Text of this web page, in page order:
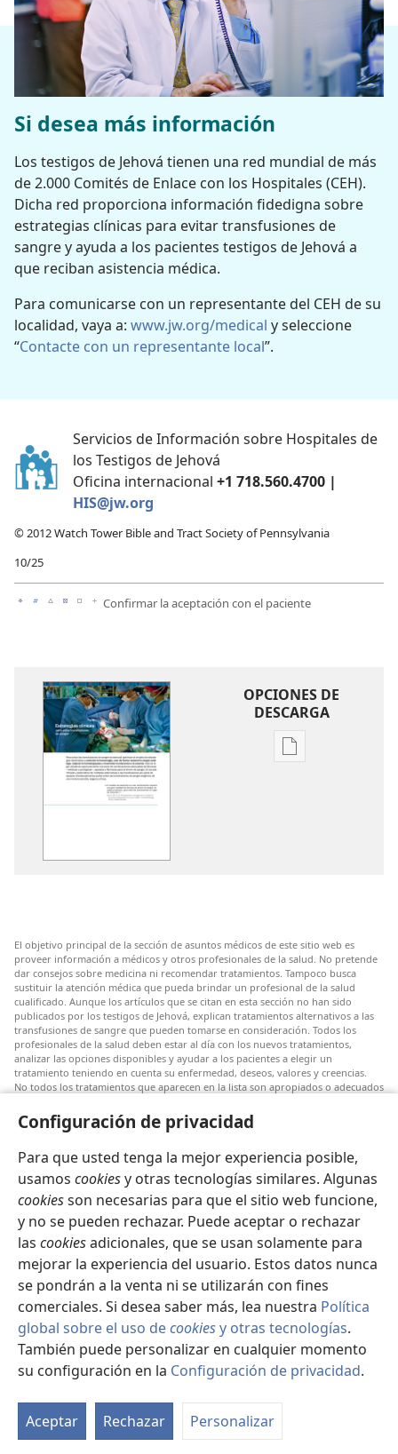
Configuración de privacidad
Para que usted tenga la mejor experiencia posible,
usamos cookiesy otras tecnologías similares. Algunas
cookiesson necesarias para que el sitio web funcione,
y no se pueden rechazar. Puede aceptar o rechazar
las cookiesadicionales, que se usan solamente para
mejorar la experiencia del usuario. Estos datos nunca
se pondrán a la venta ni se utilizarán con fines
comerciales. Si desea saber más, lea nuestra Política
global sobre el uso decookiesy otras tecnologías.
También puede personalizar en cualquier momento
su configuración en la Configuración de privacidad.
Aceptar Rechazar Personalizar
Si desea más información
Los testigos de Jehová tienen una red mundial de más
de 2.000 Comités de Enlace con los Hospitales (CEH).
Dicha red proporciona información fidedigna sobre
estrategias clínicas para evitar transfusiones de
sangre y ayuda a los pacientes testigos de Jehová a
que reciban asistencia médica.
Para comunicarse con un representante del CEH de su
localidad, vaya a: www.jw.org/medical y seleccione
“Contacte con un representante local”.
Servicios de Información sobre Hospitales de
los Testigos de Jehová
Oficina internacional +1 718.560.4700 |
HIS@jw.org
© 2012 Watch Tower Bible and Tract Society of Pennsylvania
10/25
a b c d e f Confirmar la aceptación con el paciente
OPCIONES DE
DESCARGA
Opciones
transfusiones
de
sangre
El objetivo principal de la sección de asuntos médicos de este sitio web es
proveer información a médicos y otros profesionales de la salud. No pretende
dar consejos sobre medicina ni recomendar tratamientos. Tampoco busca
sustituir la atención médica que pueda brindar un profesional de la salud
cualificado. Aunque los artículos que se citan en esta sección no han sido
publicados por los testigos de Jehová, explican tratamientos alternativos a las
transfusiones de sangre que pueden tomarse en consideración. Todos los
profesionales de la salud deben estar al día con los nuevos tratamientos,
analizar las opciones disponibles y ayudar a los pacientes a elegir un
tratamiento teniendo en cuenta su enfermedad, deseos, valores y creencias.
No todos los tratamientos que aparecen en la lista son apropiados o adecuados
Al paciente: Si tiene dudas sobre una dolencia o un tratamiento, siga los
que tiene una enfermedad.
El uso de este sitio está regido por sus propiosTérminos y Condiciones de Uso
Configuración de la apariencia
Copyright© 2026 Watch Tower Bible and Tract Society of Pennsylvania.
CONDICIONES DE USO|POLÍTICA DE PRIVACIDAD|
CONFIGURACIÓN DE PRIVACIDAD